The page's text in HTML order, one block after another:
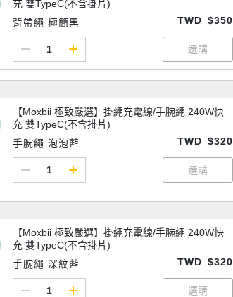
充 雙TypeC(不含掛片)
背帶繩 極簡黑
TWD $350
【Moxbii 極致嚴選】掛繩充電線/手腕繩 240W快
充 雙TypeC(不含掛片)
手腕繩 泡泡藍
TWD $320
【Moxbii 極致嚴選】掛繩充電線/手腕繩 240W快
充 雙TypeC(不含掛片)
手腕繩 深紋藍
TWD $320